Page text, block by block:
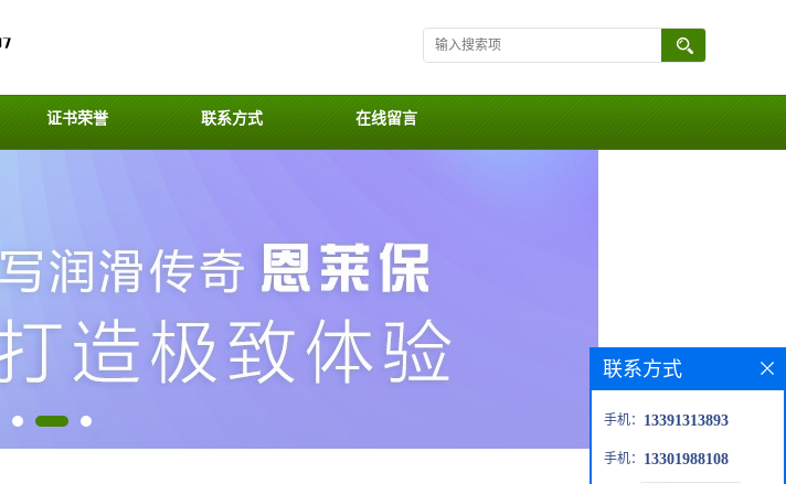
证书荣誉 联系方式 在线留言
联系方式
手机： 13391313893
手机： 13301988108